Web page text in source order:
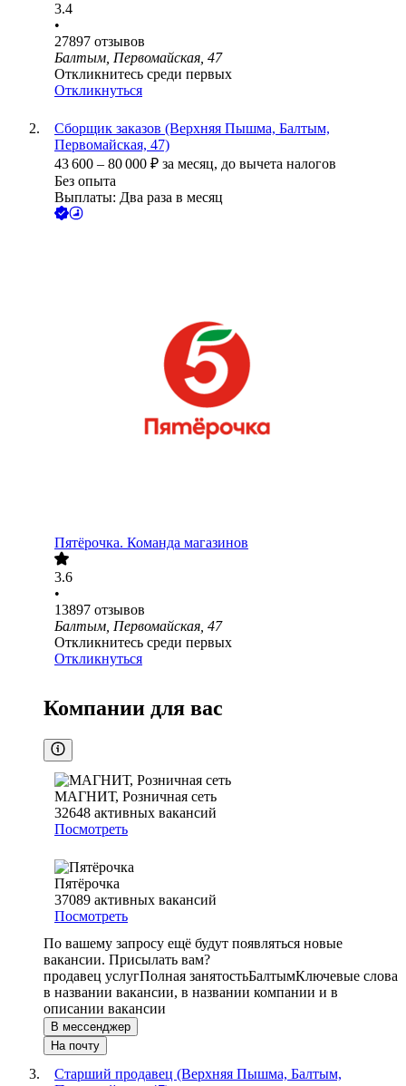
3.4
•
27897 отзывов
Балтым, Первомайская, 47
Откликнитесь среди первых
Откликнуться
Сборщик заказов (Верхняя Пышма, Балтым,
Первомайская, 47)
43 600 – 80 000 ₽ за месяц, до вычета налогов
Без опыта
Выплаты: Два раза в месяц
Пятёрочка. Команда магазинов
3.6
•
13897 отзывов
Балтым, Первомайская, 47
Откликнитесь среди первых
Откликнуться
Компании для вас
МАГНИТ, Розничная сеть
32648 активных вакансий
Посмотреть
Пятёрочка
37089 активных вакансий
Посмотреть
По вашему запросу ещё будут появляться новые
вакансии. Присылать вам?
продавец услугПолная занятостьБалтымКлючевые слова
в названии вакансии, в названии компании и в
описании вакансии
В мессенджер
На почту
Старший продавец (Верхняя Пышма, Балтым,